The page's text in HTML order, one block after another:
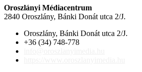
Oroszlányi Médiacentrum
2840 Oroszlány, Bánki Donát utca 2/J.
Oroszlány, Bánki Donát utca 2/J.
+36 (34) 748-778